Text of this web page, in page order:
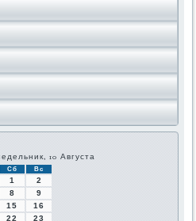
10 Августа
Сб Вс
1
2
8
9
15
16
22
23